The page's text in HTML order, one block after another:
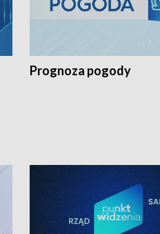
Prognoza pogody